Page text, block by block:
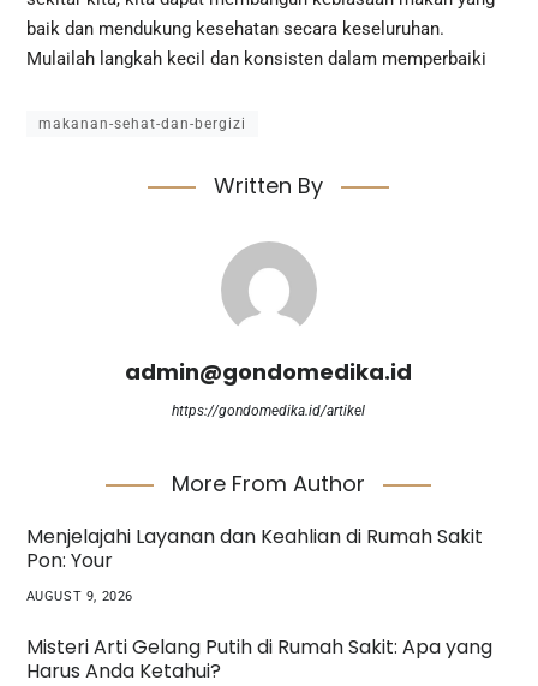
baik dan mendukung kesehatan secara keseluruhan.
Mulailah langkah kecil dan konsisten dalam memperbaiki
makanan-sehat-dan-bergizi
Written By
admin@gondomedika.id
https://gondomedika.id/artikel
More From Author
Menjelajahi Layanan dan Keahlian di Rumah Sakit
Pon: Your
AUGUST 9, 2026
Misteri Arti Gelang Putih di Rumah Sakit: Apa yang
Harus Anda Ketahui?